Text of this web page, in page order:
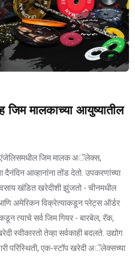
मालकाच्या आयुष्यातील
एंजेलिसमधील जिम मालक अॅलेक्स,
आव्हानांना तोंड देतो. उपकरणांच्या
खंडित खरेदीशी झुंजतो - चीनमधील
अमेरिकन विक्रेत्याकडून प्लेट्स ऑर्डर
त्याचे सर्व जिम गियर - बारबेल, रॅक,
स्वीकारतो तेव्हा सर्वकाही बदलते. उद्योग
परिस्थिती, एक-स्टॉप खरेदी अॅलेक्सच्या